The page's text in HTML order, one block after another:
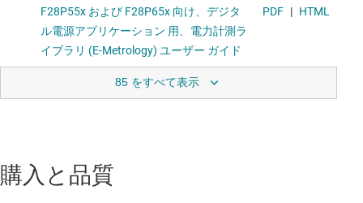
85 をすべて表示
購入と品質